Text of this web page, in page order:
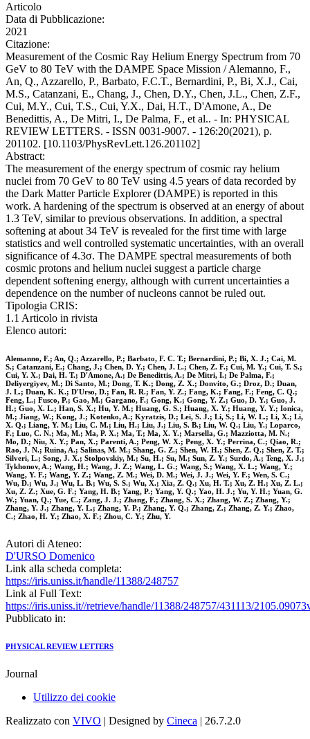
Articolo
Data di Pubblicazione:
2021
Citazione:
Measurement of the Cosmic Ray Helium Energy Spectrum from 70
GeV to 80 TeV with the DAMPE Space Mission / Alemanno, F.,
An, Q., Azzarello, P., Barbato, F.C.T., Bernardini, P., Bi, X.J., Cai,
M.S., Catanzani, E., Chang, J., Chen, D.Y., Chen, J.L., Chen, Z.F.,
Cui, M.Y., Cui, T.S., Cui, Y.X., Dai, H.T., D'Amone, A., De
Benedittis, A., De Mitri, I., De Palma, F., et al.. - In: PHYSICAL
REVIEW LETTERS. - ISSN 0031-9007. - 126:20(2021), p.
201102. [10.1103/PhysRevLett.126.201102]
Abstract:
The measurement of the energy spectrum of cosmic ray helium
nuclei from 70 GeV to 80 TeV using 4.5 years of data recorded by
the Dark Matter Particle Explorer (DAMPE) is reported in this
work. A hardening of the spectrum is observed at an energy of about
1.3 TeV, similar to previous observations. In addition, a spectral
softening at about 34 TeV is revealed for the first time with large
statistics and well controlled systematic uncertainties, with an overall
significance of 4.3σ. The DAMPE spectral measurements of both
cosmic protons and helium nuclei suggest a particle charge
dependent softening energy, although with current uncertainties a
dependence on the number of nucleons cannot be ruled out.
Tipologia CRIS:
1.1 Articolo in rivista
Elenco autori:
Alemanno, F.; An, Q.; Azzarello, P.; Barbato, F. C. T.; Bernardini, P.; Bi, X. J.; Cai, M.
S.; Catanzani, E.; Chang, J.; Chen, D. Y.; Chen, J. L.; Chen, Z. F.; Cui, M. Y.; Cui, T. S.;
Cui, Y. X.; Dai, H. T.; D'Amone, A.; De Benedittis, A.; De Mitri, I.; De Palma, F.;
Deliyergiyev, M.; Di Santo, M.; Dong, T. K.; Dong, Z. X.; Donvito, G.; Droz, D.; Duan,
J. L.; Duan, K. K.; D'Urso, D.; Fan, R. R.; Fan, Y. Z.; Fang, K.; Fang, F.; Feng, C. Q.;
Feng, L.; Fusco, P.; Gao, M.; Gargano, F.; Gong, K.; Gong, Y. Z.; Guo, D. Y.; Guo, J.
H.; Guo, X. L.; Han, S. X.; Hu, Y. M.; Huang, G. S.; Huang, X. Y.; Huang, Y. Y.; Ionica,
M.; Jiang, W.; Kong, J.; Kotenko, A.; Kyratzis, D.; Lei, S. J.; Li, S.; Li, W. L.; Li, X.; Li,
X. Q.; Liang, Y. M.; Liu, C. M.; Liu, H.; Liu, J.; Liu, S. B.; Liu, W. Q.; Liu, Y.; Loparco,
F.; Luo, C. N.; Ma, M.; Ma, P. X.; Ma, T.; Ma, X. Y.; Marsella, G.; Mazziotta, M. N.;
Mo, D.; Niu, X. Y.; Pan, X.; Parenti, A.; Peng, W. X.; Peng, X. Y.; Perrina, C.; Qiao, R.;
Rao, J. N.; Ruina, A.; Salinas, M. M.; Shang, G. Z.; Shen, W. H.; Shen, Z. Q.; Shen, Z. T.;
Silveri, L.; Song, J. X.; Stolpovskiy, M.; Su, H.; Su, M.; Sun, Z. Y.; Surdo, A.; Teng, X. J.;
Tykhonov, A.; Wang, H.; Wang, J. Z.; Wang, L. G.; Wang, S.; Wang, X. L.; Wang, Y.;
Wang, Y. F.; Wang, Y. Z.; Wang, Z. M.; Wei, D. M.; Wei, J. J.; Wei, Y. F.; Wen, S. C.;
Wu, D.; Wu, J.; Wu, L. B.; Wu, S. S.; Wu, X.; Xia, Z. Q.; Xu, H. T.; Xu, Z. H.; Xu, Z. L.;
Xu, Z. Z.; Xue, G. F.; Yang, H. B.; Yang, P.; Yang, Y. Q.; Yao, H. J.; Yu, Y. H.; Yuan, G.
W.; Yuan, Q.; Yue, C.; Zang, J. J.; Zhang, F.; Zhang, S. X.; Zhang, W. Z.; Zhang, Y.;
Zhang, Y. J.; Zhang, Y. L.; Zhang, Y. P.; Zhang, Y. Q.; Zhang, Z.; Zhang, Z. Y.; Zhao,
C.; Zhao, H. Y.; Zhao, X. F.; Zhou, C. Y.; Zhu, Y.
Autori di Ateneo:
D'URSO Domenico
Link alla scheda completa:
https://iris.uniss.it/handle/11388/248757
Link al Full Text:
https://iris.uniss.it//retrieve/handle/11388/248757/431113/
Pubblicato in:
PHYSICAL REVIEW LETTERS
Journal
Utilizzo dei cookie
Realizzato con VIVO | Designed by Cineca | 26.7.2.0